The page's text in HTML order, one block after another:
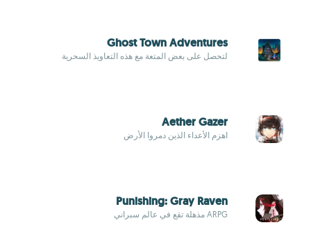
Ghost Town Adventures
لتحصل على بعض المتعة مع هذه التعاويذ السحرية
Aether Gazer
اهزم الأعداء الذين دمروا الأرض
Punishing: Gray Raven
ARPG مذهلة تقع في عالم سبراني